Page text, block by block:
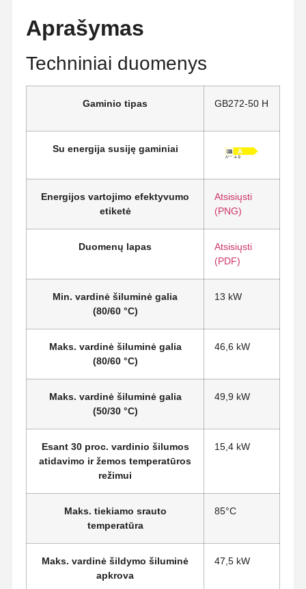
Aprašymas
Techniniai duomenys
Gaminio tipas GB272-50 H
Su energija susiję gaminiai
Energijos vartojimo efektyvumo
etiketė
Atsisiųsti
(PNG)
Duomenų lapas
Atsisiųsti
(PDF)
Min. vardinė šiluminė galia
(80/60 °C)
13 kW
Maks. vardinė šiluminė galia
(80/60 °C)
46,6 kW
Maks. vardinė šiluminė galia
(50/30 °C)
49,9 kW
Esant 30 proc. vardinio šilumos
atidavimo ir žemos temperatūros
režimui
15,4 kW
Maks. tiekiamo srauto
temperatūra
85°C
Maks. vardinė šildymo šiluminė
apkrova
47,5 kW